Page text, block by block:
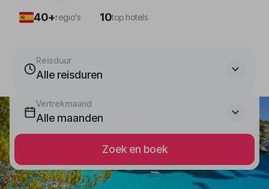
40+regio's 10top hotels
Reisduur
Alle reisduren
Vertrekmaand
Alle maanden
Zoek en boek